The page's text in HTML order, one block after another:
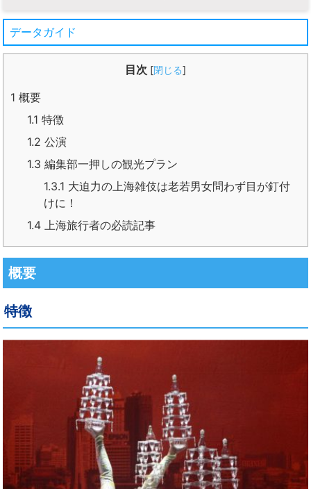
データガイド
目次 [閉じる]
1 概要
1.1 特徴
1.2 公演
1.3 編集部一押しの観光プラン
1.3.1 大迫力の上海雑伎は老若男女問わず目が釘付
けに！
1.4 上海旅行者の必読記事
概要
特徴